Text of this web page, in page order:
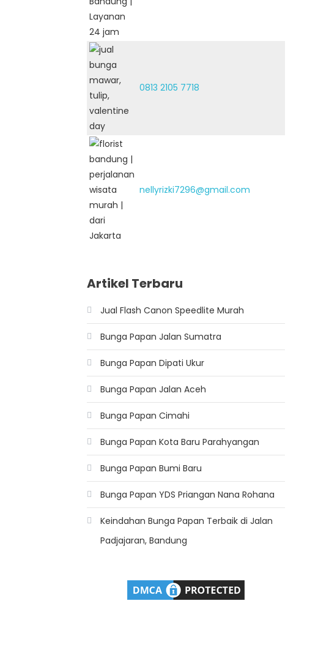
0813 2105 7718
nellyrizki7296@gmail.com
Artikel Terbaru
Jual Flash Canon Speedlite Murah
Bunga Papan Jalan Sumatra
Bunga Papan Dipati Ukur
Bunga Papan Jalan Aceh
Bunga Papan Cimahi
Bunga Papan Kota Baru Parahyangan
Bunga Papan Bumi Baru
Bunga Papan YDS Priangan Nana Rohana
Keindahan Bunga Papan Terbaik di Jalan
Padjajaran, Bandung